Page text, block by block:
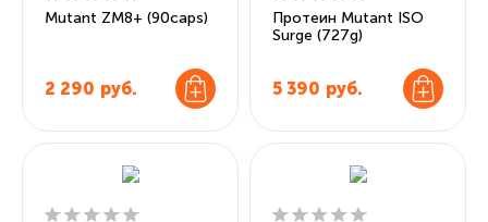
Mutant ZM8+ (90caps)
2 290 руб.
Протеин Mutant ISO
Surge (727g)
5 390 руб.